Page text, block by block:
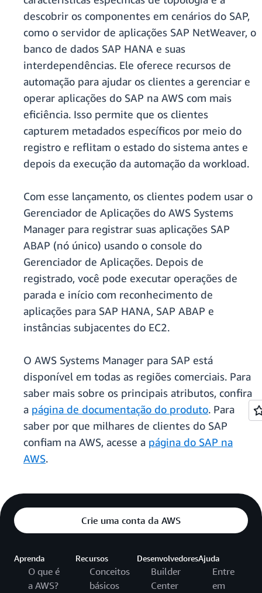
descobrir os componentes em cenários do SAP,
como o servidor de aplicações SAP NetWeaver, o
banco de dados SAP HANA e suas
interdependências. Ele oferece recursos de
automação para ajudar os clientes a gerenciar e
operar aplicações do SAP na AWS com mais
eficiência. Isso permite que os clientes
capturem metadados específicos por meio do
registro e reflitam o estado do sistema antes e
depois da execução da automação da workload.
Com esse lançamento, os clientes podem usar o
Gerenciador de Aplicações do AWS Systems
Manager para registrar suas aplicações SAP
ABAP (nó único) usando o console do
Gerenciador de Aplicações. Depois de
registrado, você pode executar operações de
parada e início com reconhecimento de
aplicações para SAP HANA, SAP ABAP e
instâncias subjacentes do EC2.
O AWS Systems Manager para SAP está
disponível em todas as regiões comerciais. Para
saber mais sobre os principais atributos, confira
a página de documentação do produto. Para
saber por que milhares de clientes do SAP
confiam na AWS, acesse a página do SAP na
AWS.
Crie uma conta da AWS
Aprenda
O que é
a AWS?
Recursos
Conceitos
básicos
Desenvolvedores
Builder
Center
Ajuda
Entre
em